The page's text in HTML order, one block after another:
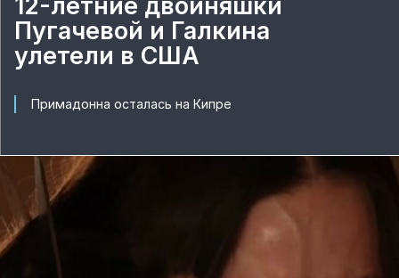
12-летние двойняшки
Пугачевой и Галкина
улетели в США
Примадонна осталась на Кипре